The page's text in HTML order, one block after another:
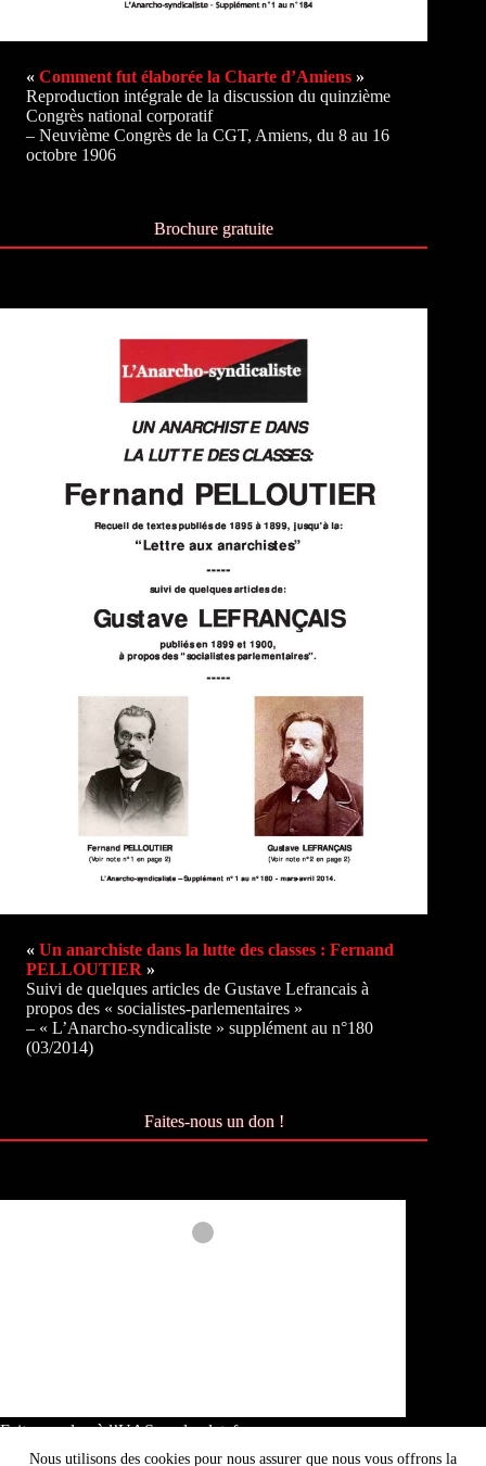
Nous utilisons des cookies pour nous assurer que nous vous offrons la
« Comment fut élaborée la Charte d’Amiens »
Reproduction intégrale de la discussion du quinzième
Congrès national corporatif
– Neuvième Congrès de la CGT, Amiens, du 8 au 16
octobre 1906
Brochure gratuite
« Un anarchiste dans la lutte des classes : Fernand
PELLOUTIER »
Suivi de quelques articles de Gustave Lefrancais à
propos des « socialistes-parlementaires »
– « L’Anarcho-syndicaliste » supplément au n°180
(03/2014)
Faites-nous un don !
Faites un don à l’UAS sur la plateforme
Okpal :
Okpal.com/anarcho-syndicalisme